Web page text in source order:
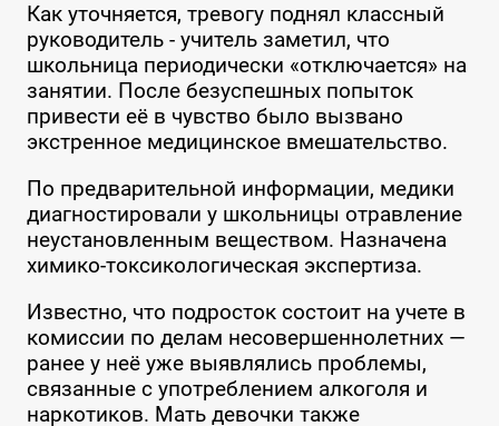
Как уточняется, тревогу поднял классный
руководитель - учитель заметил, что
школьница периодически «отключается» на
занятии. После безуспешных попыток
привести её в чувство было вызвано
экстренное медицинское вмешательство.
По предварительной информации, медики
диагностировали у школьницы отравление
неустановленным веществом. Назначена
химико-токсикологическая экспертиза.
Известно, что подросток состоит на учете в
комиссии по делам несовершеннолетних —
ранее у неё уже выявлялись проблемы,
связанные с употреблением алкоголя и
наркотиков. Мать девочки также